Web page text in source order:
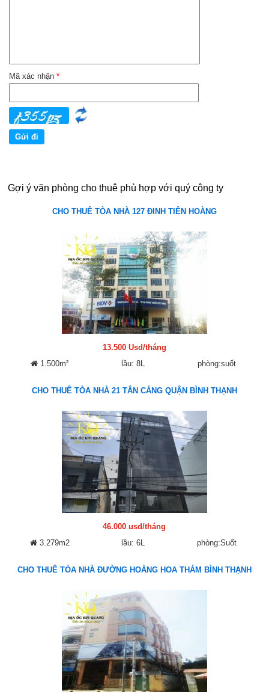
Mã xác nhận*
Gợi ý văn phòng cho thuê phù hợp với quý công ty
CHO THUÊ TÒA NHÀ 127 ĐINH TIÊN HOÀNG
13.500 Usd/tháng
1.500m²
lầu: 8L phòng:suốt
CHO THUÊ TÒA NHÀ 21 TÂN CẢNG QUẬN BÌNH THẠNH
46.000 usd/tháng
3.279m2
lầu: 6L phòng:Suốt
CHO THUÊ TÒA NHÀ ĐƯỜNG HOÀNG HOA THÁM BÌNH THẠNH